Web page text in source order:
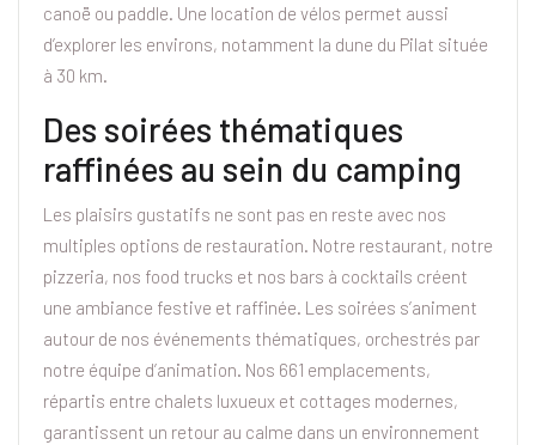
canoë ou paddle. Une location de vélos permet aussi
d’explorer les environs, notamment la dune du Pilat située
à 30 km.
Des soirées thématiques
raffinées au sein du camping
Les plaisirs gustatifs ne sont pas en reste avec nos
multiples options de restauration. Notre restaurant, notre
pizzeria, nos food trucks et nos bars à cocktails créent
une ambiance festive et raffinée. Les soirées s’animent
autour de nos événements thématiques, orchestrés par
notre équipe d’animation. Nos 661 emplacements,
répartis entre chalets luxueux et cottages modernes,
garantissent un retour au calme dans un environnement